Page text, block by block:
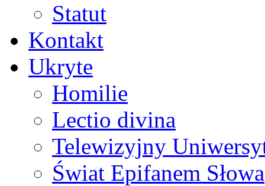
Statut
Kontakt
Ukryte
Homilie
Lectio divina
Telewizyjny
Świat Epifanem Słowa